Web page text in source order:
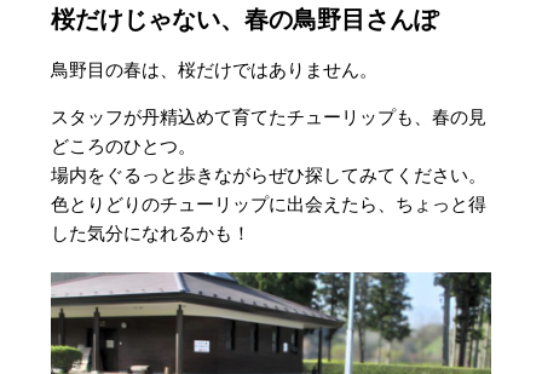
桜だけじゃない、春の鳥野目さんぽ
鳥野目の春は、桜だけではありません。
スタッフが丹精込めて育てたチューリップも、春の見
どころのひとつ。
場内をぐるっと歩きながらぜひ探してみてください。
色とりどりのチューリップに出会えたら、ちょっと得
した気分になれるかも！